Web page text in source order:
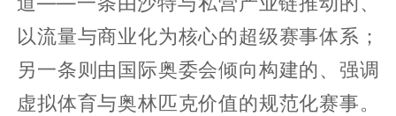
以流量与商业化为核心的超级赛事体系；
另一条则由国际奥委会倾向构建的、强调
虚拟体育与奥林匹克价值的规范化赛事。